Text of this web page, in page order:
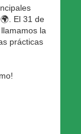
El 31 de
la
prácticas